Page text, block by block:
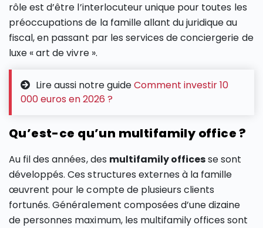
rôle est d’être l’interlocuteur unique pour toutes les
préoccupations de la famille allant du juridique au
fiscal, en passant par les services de conciergerie de
luxe « art de vivre ».
Lire aussi notre guideComment investir 10
000 euros en 2026 ?
Qu’est-ce qu’un multifamily office ?
Au fil des années, des multifamily officesse sont
développés. Ces structures externes à la famille
œuvrent pour le compte de plusieurs clients
fortunés. Généralement composées d’une dizaine
de personnes maximum, les multifamily offices sont